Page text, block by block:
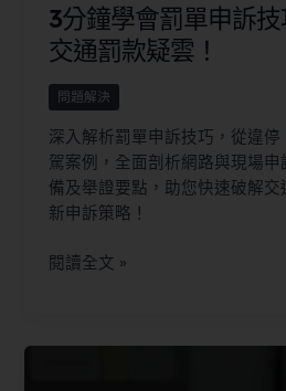
3分鐘學會罰單申訴
交通罰款疑雲！
問題解決
深入解析罰單申訴技巧，從違
駕案例，全面剖析網路與現場
備及舉證要點，助您快速破解
新申訴策略！
閱讀全文 »